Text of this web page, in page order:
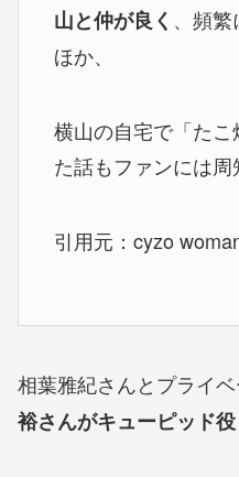
山と仲が良く 、頻
ほか、
横山の自宅で「た
た話もファンには周
引用元：cyzo
相葉雅紀さんとプライベ
裕さんがキューピッド役